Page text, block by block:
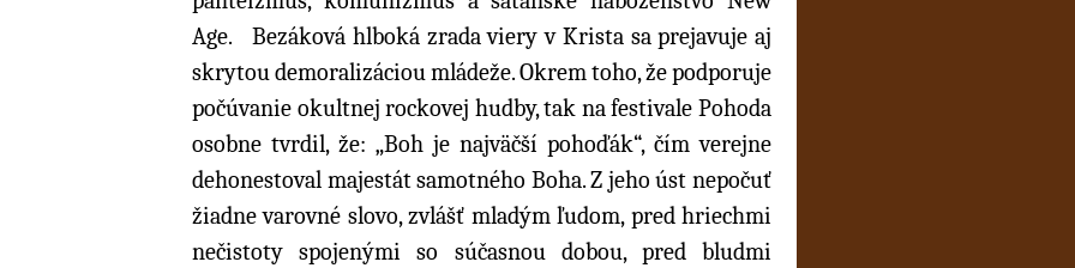
Age. Bezáková hlboká zrada viery v Krista sa prejavuje aj
skrytou demoralizáciou mládeže. Okrem toho, že podporuje
počúvanie okultnej rockovej hudby, tak na festivale Pohoda
osobne tvrdil, že: „Boh je najväčší pohoďák“, čím verejne
dehonestoval majestát samotného Boha. Z jeho úst nepočuť
žiadne varovné slovo, zvlášť mladým ľudom, pred hriechmi
nečistoty spojenými so súčasnou dobou, pred bludmi